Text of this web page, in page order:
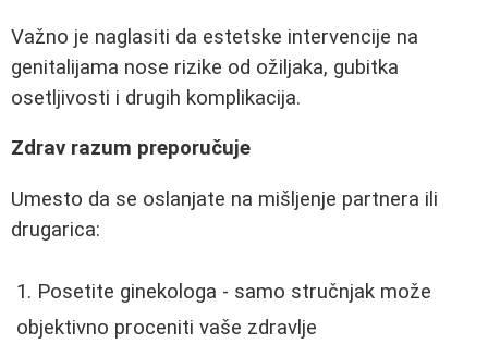
Važno je naglasiti da estetske intervencije na
genitalijama nose rizike od ožiljaka, gubitka
osetljivosti i drugih komplikacija.
Zdrav razum preporučuje
Umesto da se oslanjate na mišljenje partnera ili
drugarica:
Posetite ginekologa - samo stručnjak može
objektivno proceniti vaše zdravlje